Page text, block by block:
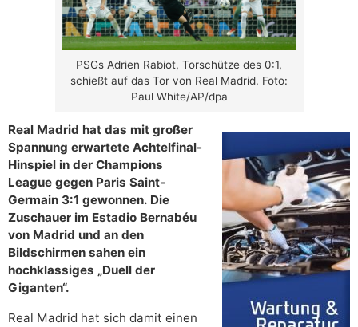
PSGs Adrien Rabiot, Torschütze des 0:1,
schießt auf das Tor von Real Madrid. Foto:
Paul White/AP/dpa
Real Madrid hat das mit großer
Spannung erwartete Achtelfinal-
Hinspiel in der Champions
League gegen Paris Saint-
Germain 3:1 gewonnen. Die
Zuschauer im Estadio Bernabéu
von Madrid und an den
Bildschirmen sahen ein
hochklassiges „Duell der
Giganten“.
Real Madrid hat sich damit einen